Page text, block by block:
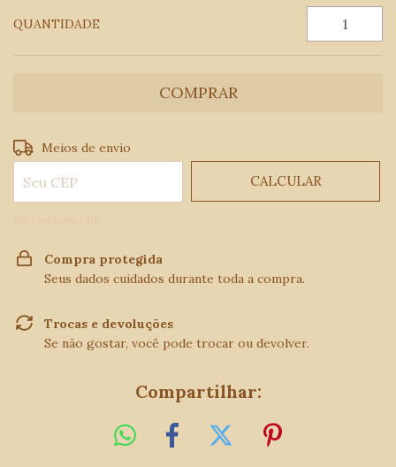
QUANTIDADE
Entregas para o CEP:
Meios de envio
CALCULAR
Compra protegida
Seus dados cuidados durante toda a compra.
Trocas e devoluções
Se não gostar, você pode trocar ou devolver.
Compartilhar: